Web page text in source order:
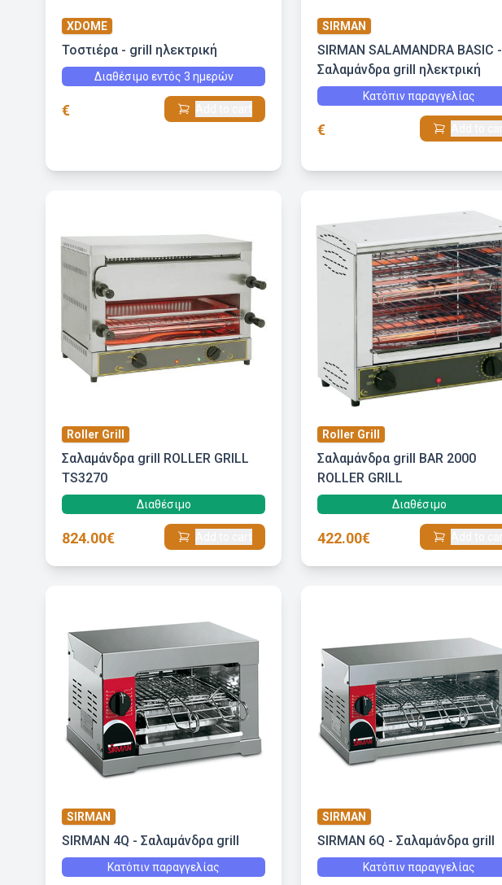
XDOME
Τοστιέρα - grill ηλεκτρική
Διαθέσιμο εντός 3 ημερών
€
SIRMAN
SIRMAN SALAMANDRA BASIC -
Σαλαμάνδρα grill ηλεκτρική
Κατόπιν παραγγελίας
€
Roller Grill
Σαλαμάνδρα grill ROLLER GRILL
TS3270
Διαθέσιμο
824.00€
Roller Grill
Σαλαμάνδρα grill BAR 2000
ROLLER GRILL
Διαθέσιμο
422.00€
SIRMAN
SIRMAN 4Q - Σαλαμάνδρα grill
Κατόπιν παραγγελίας
SIRMAN
SIRMAN 6Q - Σαλαμάνδρα grill
Κατόπιν παραγγελίας